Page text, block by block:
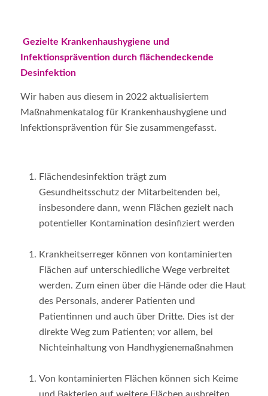
Gezielte Krankenhaushygiene und
Infektionsprävention durch flächendeckende
Desinfektion
Wir haben aus diesem in 2022 aktualisiertem
Maßnahmenkatalog für Krankenhaushygiene und
Infektionsprävention für Sie zusammengefasst.
Flächendesinfektion trägt zum
Gesundheitsschutz der Mitarbeitenden bei,
insbesondere dann, wenn Flächen gezielt nach
potentieller Kontamination desinfiziert werden
Krankheitserreger können von kontaminierten
Flächen auf unterschiedliche Wege verbreitet
werden. Zum einen über die Hände oder die Haut
des Personals, anderer Patienten und
Patientinnen und auch über Dritte. Dies ist der
direkte Weg zum Patienten; vor allem, bei
Nichteinhaltung von Handhygienemaßnahmen
Von kontaminierten Flächen können sich Keime
und Bakterien auf weitere Flächen ausbreiten.